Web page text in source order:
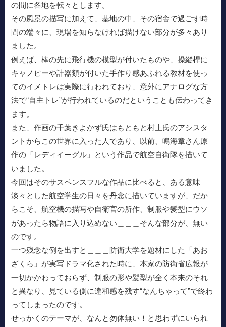
の間に各地を転々とします。
その風景の描写に加えて、基地の中、その宿舎で過ごす時
間の端々に、現場を知らなければ描けない部分が多々あり
ました。
例えば、棒の先に飛行機の模型が付いたものや、操縦桿に
キャノピーや計器類が付いた手作り感あふれる教材を使っ
てのイメトレは実際に行われており、意外にアナログな方
法で“自主トレ”が行われているのだということも伝わってき
ます。
また、作画の千葉きよかず氏はもともと村上氏のアシスタ
ントからこの世界に入った人であり、以前、鳴海章さん原
作の「レディイーグル」という作品で航空自衛隊を描いて
いました。
今回はそのサスペンスフルな作品に比べると、ある意味
淡々とした航空学生の日々を丹念に描いていますが、だか
らこそ、航空機の描写や自衛官の所作、制服や髪型にウソ
があったら物語に入り込めない＿＿＿そんな部分が、無い
のです。
一つ残念な例を出すと＿＿＿防衛大学を題材にした「あお
ざくら」が実写ドラマ化された時に、本家の防衛省広報が
一切かかわっておらず、制服の形や髪型が全く本来のそれ
と異なり、見ている側に違和感を残す“なんちゃって”で終わ
ってしまったのです。
せっかくのテーマが、なんと勿体無い！と思わずにいられ